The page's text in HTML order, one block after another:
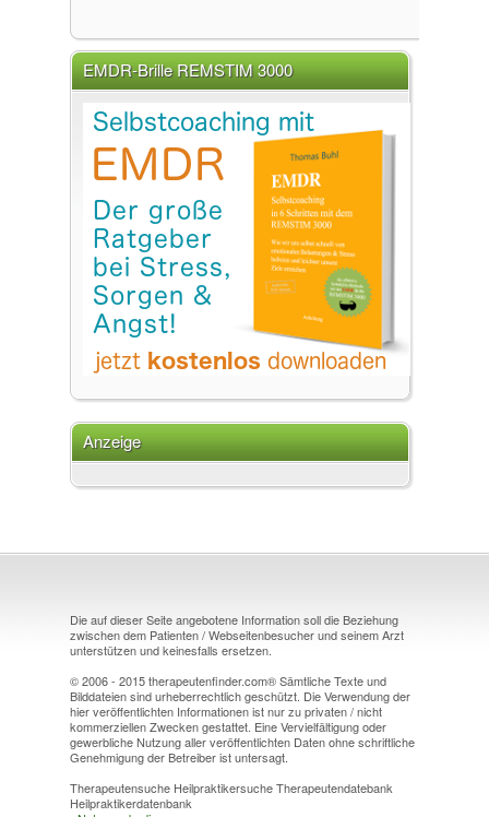
EMDR-Brille REMSTIM 3000
Anzeige
Die auf dieser Seite angebotene Information soll die Beziehung
zwischen dem Patienten / Webseitenbesucher und seinem Arzt
unterstützen und keinesfalls ersetzen.
© 2006 - 2015 therapeutenfinder.com® Sämtliche Texte und
Bilddateien sind urheberrechtlich geschützt. Die Verwendung der
hier veröffentlichten Informationen ist nur zu privaten / nicht
kommerziellen Zwecken gestattet. Eine Vervielfältigung oder
gewerbliche Nutzung aller veröffentlichten Daten ohne schriftliche
Genehmigung der Betreiber ist untersagt.
Therapeutensuche Heilpraktikersuche Therapeutendatebank
Heilpraktikerdatenbank